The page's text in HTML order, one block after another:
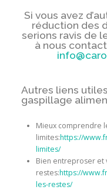
Si vous avez
réduction des
serions ravis de
à nous
Autres liens utiles
gaspillage
Mieux comprendre
limites:https://
limites/
Bien entreproser et
restes:https://
les-restes/